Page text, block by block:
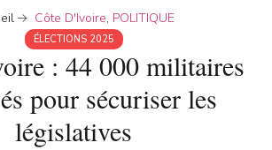
Côte D'Ivoire, POLITIQUE
ÉLECTIONS 2025
: 44 000 militaires
pour sécuriser les
législatives